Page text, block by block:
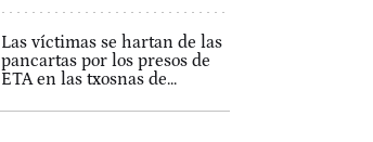
Las víctimas se hartan de las
pancartas por los presos de
ETA en las txosnas de...